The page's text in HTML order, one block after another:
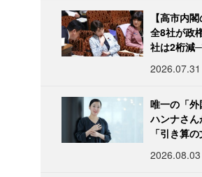
【高市内
全8社が政
社は2桁減
2026.07.31
唯一の「外
ハンナさ
「引き算の
2026.08.03